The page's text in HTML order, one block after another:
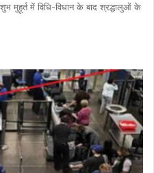
में विधि-विधान के बाद श्रद्धालुओं के